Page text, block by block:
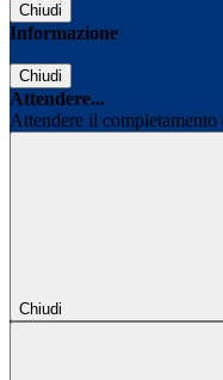
Chiudi
Informazione
Chiudi
Attendere...
Attendere il completamento
Chiudi